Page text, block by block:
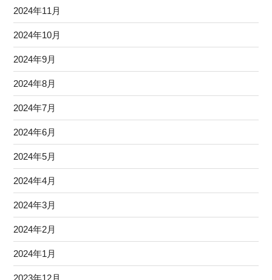
2024年11月
2024年10月
2024年9月
2024年8月
2024年7月
2024年6月
2024年5月
2024年4月
2024年3月
2024年2月
2024年1月
2023年12月